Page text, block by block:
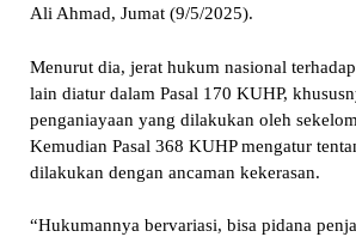
Ali Ahmad, Jumat (9/5/2025).
Menurut dia, jerat hukum nasional
lain diatur dalam Pasal 170 KUHP,
penganiayaan yang dilakukan oleh
Kemudian Pasal 368 KUHP mengatur
dilakukan dengan ancaman kekerasan.
“Hukumannya bervariasi, bisa pidana